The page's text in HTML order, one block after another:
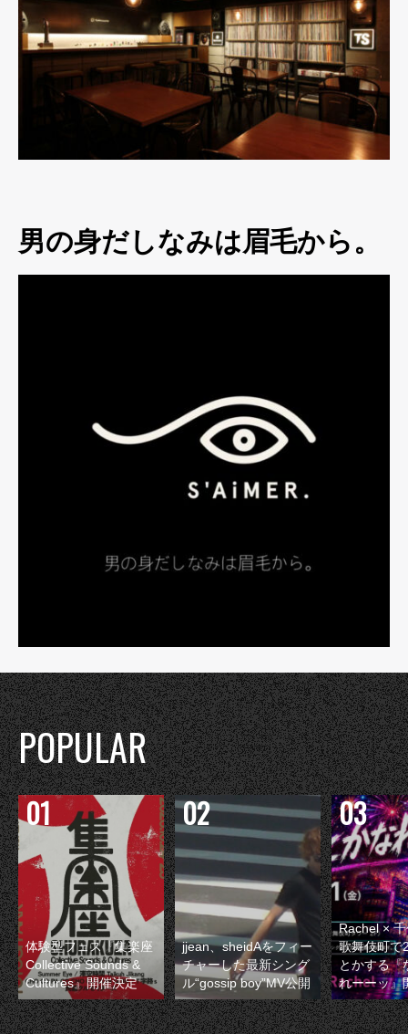
男の身だしなみは眉毛から。
POPULAR
体験型フェス『集楽座
Collective Sounds &
Cultures』開催決定
jjean、sheidAをフィー
チャーした最新シング
ル“gossip boy”MV公開
Rachel ×
歌舞伎町で
とかする『
れーーッ』